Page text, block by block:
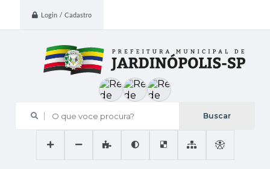
Login / Cadastro
O que voce procura?